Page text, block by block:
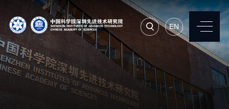
EN
常用系统 人才招聘 联系我们